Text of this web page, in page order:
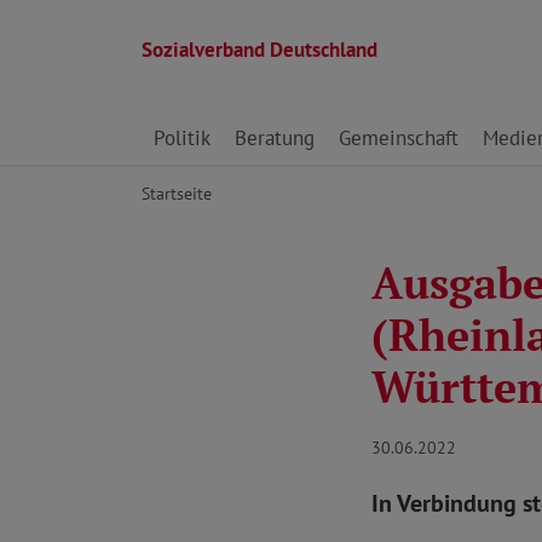
Sozialverband Deutschland
Direkt zu den Inhalten springen
Politik Beratung Gemeinschaft
Startseite
30.06.2022
In Verbindung